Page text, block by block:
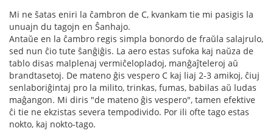
Mi ne ŝatas eniri la ĉambron de C, kvankam tie mi pasigis la
unuajn du tagojn en Ŝanhajo.
Antaŭe en la ĉambro regis simpla bonordo de fraŭla salajrulo,
sed nun ĉio tute ŝanĝiĝis. La aero estas sufoka kaj naŭza de
tablo disas malplenaj vermiĉelopladoj, manĝaĵteleroj aŭ
brandtasetoj. De mateno ĝis vespero C kaj liaj 2-3 amikoj, ĉiuj
senlaboriĝintaj pro la milito, trinkas, fumas, babilas aŭ ludas
maĝangon. Mi diris "de mateno ĝis vespero", tamen efektive
ĉi tie ne ekzistas severa tempodivido. Por ili ofte tago estas
nokto, kaj nokto-tago.